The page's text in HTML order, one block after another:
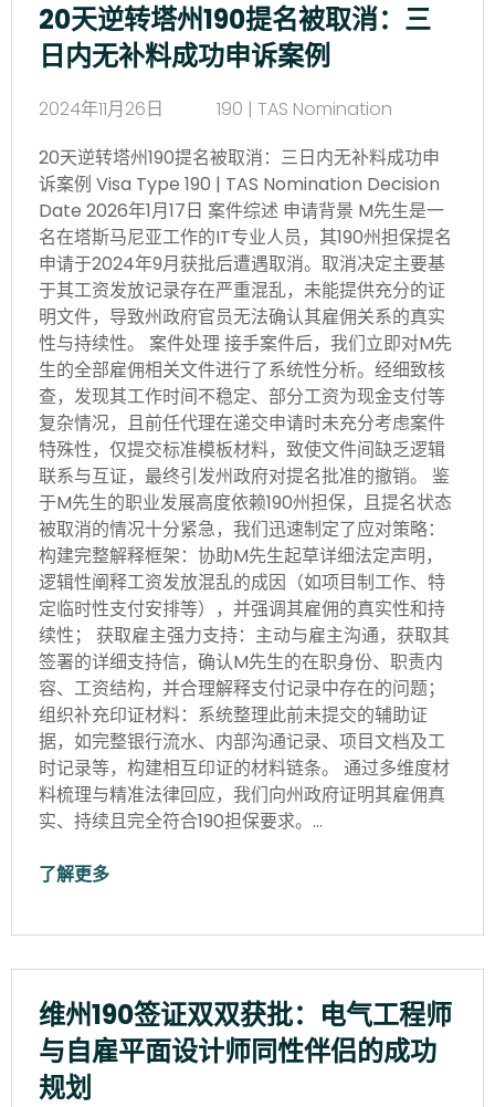
20天逆转塔州190提名被取消：三
日内无补料成功申诉案例
2024年11月26日
190 | TAS Nomination
20天逆转塔州190提名被取消：三日内无补料成功申
诉案例 Visa Type 190 | TAS Nomination Decision
Date 2026年1月17日 案件综述 申请背景 M先生是一
名在塔斯马尼亚工作的IT专业人员，其190州担保提名
申请于2024年9月获批后遭遇取消。取消决定主要基
于其工资发放记录存在严重混乱，未能提供充分的证
明文件，导致州政府官员无法确认其雇佣关系的真实
性与持续性。 案件处理 接手案件后，我们立即对M先
生的全部雇佣相关文件进行了系统性分析。经细致核
查，发现其工作时间不稳定、部分工资为现金支付等
复杂情况，且前任代理在递交申请时未充分考虑案件
特殊性，仅提交标准模板材料，致使文件间缺乏逻辑
联系与互证，最终引发州政府对提名批准的撤销。 鉴
于M先生的职业发展高度依赖190州担保，且提名状态
被取消的情况十分紧急，我们迅速制定了应对策略：
构建完整解释框架：协助M先生起草详细法定声明，
逻辑性阐释工资发放混乱的成因（如项目制工作、特
定临时性支付安排等），并强调其雇佣的真实性和持
续性； 获取雇主强力支持：主动与雇主沟通，获取其
签署的详细支持信，确认M先生的在职身份、职责内
容、工资结构，并合理解释支付记录中存在的问题；
组织补充印证材料：系统整理此前未提交的辅助证
据，如完整银行流水、内部沟通记录、项目文档及工
时记录等，构建相互印证的材料链条。 通过多维度材
料梳理与精准法律回应，我们向州政府证明其雇佣真
实、持续且完全符合190担保要求。…
了解更多
维州190签证双双获批：电气工程师
与自雇平面设计师同性伴侣的成功
规划